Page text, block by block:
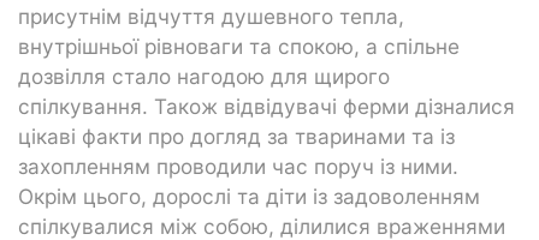
присутнім відчуття душевного тепла,
внутрішньої рівноваги та спокою, а спільне
дозвілля стало нагодою для щирого
спілкування. Також відвідувачі ферми дізналися
цікаві факти про догляд за тваринами та із
захопленням проводили час поруч із ними.
Окрім цього, дорослі та діти із задоволенням
спілкувалися між собою, ділилися враженнями